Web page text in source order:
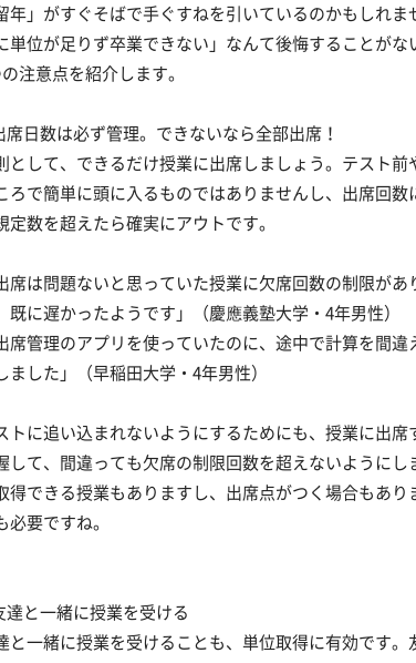
年」がすぐそばで手ぐすねを引いているのかもしれ
単位が足りず卒業できない」なんて後悔することが
注意点を紹介します。
席日数は必ず管理。できないなら全部出席！
として、できるだけ授業に出席しましょう。テスト
ろで簡単に頭に入るものではありませんし、出席回
定数を超えたら確実にアウトです。
席は問題ないと思っていた授業に欠席回数の制限が
既に遅かったようです」（慶應義塾大学・4年男性）
席管理のアプリを使っていたのに、途中で計算を間
ました」（早稲田大学・4年男性）
トに追い込まれないようにするためにも、授業に出席
して、間違っても欠席の制限回数を超えないようにし
得できる授業もありますし、出席点がつく場合もあり
必要ですね。
達と一緒に授業を受ける
と一緒に授業を受けることも、単位取得に有効です。